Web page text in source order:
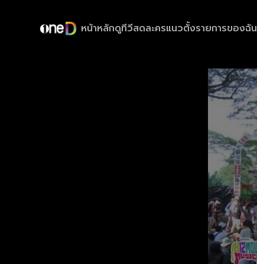
หน้าหลักดูทีวีสดละครแนวตั้งรายการของฉัน